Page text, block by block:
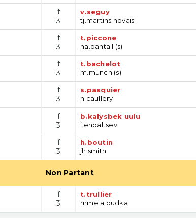
f
3
v.seguy
tj.martins novais
f
3
t.piccone
ha.pantall (s)
f
3
t.bachelot
m.munch (s)
f
3
s.pasquier
n.caullery
f
3
b.kalysbek uulu
i.endaltsev
f
3
h.boutin
jh.smith
Non Partant
f
3
t.trullier
mme a.budka